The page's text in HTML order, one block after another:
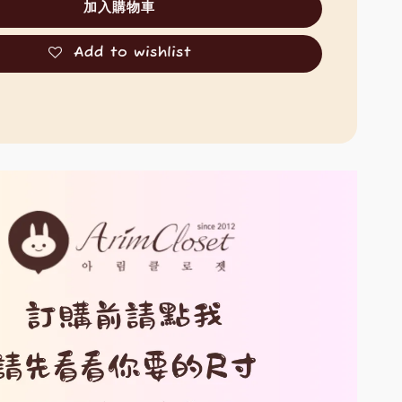
加入購物車
Add to wishlist